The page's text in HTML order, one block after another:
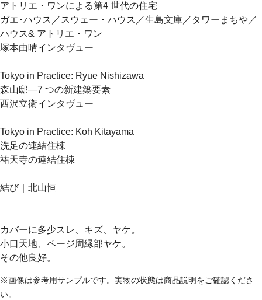
アトリエ・ワンによる第4 世代の住宅
ガエ･ハウス／スウェー・ハウス／生島文庫／タワーまちや／
ハウス& アトリエ・ワン
塚本由晴インタヴュー
Tokyo in Practice: Ryue Nishizawa
森山邸―7 つの新建築要素
西沢立衛インタヴュー
Tokyo in Practice: Koh Kitayama
洗足の連結住棟
祐天寺の連結住棟
結び｜北山恒
カバーに多少スレ、キズ、ヤケ。
小口天地、ページ周縁部ヤケ。
その他良好。
※画像は参考用サンプルです。実物の状態は商品説明をご確認くださ
い。